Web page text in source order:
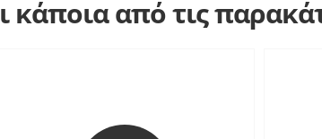
κάποια από τις